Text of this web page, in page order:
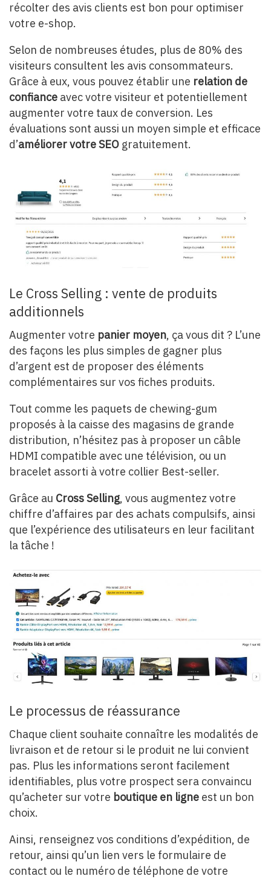
récolter des avis clients est bon pour optimiser
votre e-shop.
Selon de nombreuses études, plus de 80% des
visiteurs consultent les avis consommateurs.
Grâce à eux, vous pouvez établir une relation de
confiance avec votre visiteur et potentiellement
augmenter votre taux de conversion. Les
évaluations sont aussi un moyen simple et efficace
d’améliorer votre SEO gratuitement.
Le Cross Selling : vente de produits
additionnels
Augmenter votre panier moyen, ça vous dit ? L’une
des façons les plus simples de gagner plus
d’argent est de proposer des éléments
complémentaires sur vos fiches produits.
Tout comme les paquets de chewing-gum
proposés à la caisse des magasins de grande
distribution, n’hésitez pas à proposer un câble
HDMI compatible avec une télévision, ou un
bracelet assorti à votre collier Best-seller.
Grâce au Cross Selling, vous augmentez votre
chiffre d’affaires par des achats compulsifs, ainsi
que l’expérience des utilisateurs en leur facilitant
la tâche !
Le processus de réassurance
Chaque client souhaite connaître les modalités de
livraison et de retour si le produit ne lui convient
pas. Plus les informations seront facilement
identifiables, plus votre prospect sera convaincu
qu’acheter sur votre boutique en ligne est un bon
choix.
Ainsi, renseignez vos conditions d’expédition, de
retour, ainsi qu’un lien vers le formulaire de
contact ou le numéro de téléphone de votre